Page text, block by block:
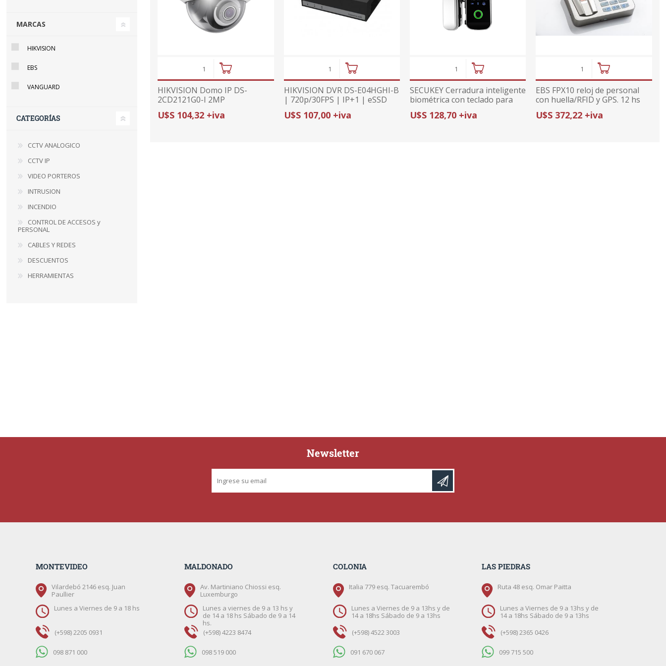
HIKVISION Domo IP DS-
2CD2121G0-I 2MP
U$S 104,32 +iva
HIKVISION DVR DS-E04HGHI-B
| 720p/30FPS | IP+1 | eSSD
INCLUIDO
U$S 107,00 +iva
SECUKEY Cerradura inteligente
biométrica con teclado para
vidrio CD-108
U$S 128,70 +iva
EBS FPX10 reloj de personal
con huella/RFID y GPS. 12 hs
autonomo con bateria
U$S 372,22 +iva
MARCAS
HIKVISION
EBS
VANGUARD
CATEGORÍAS
CCTV ANALOGICO
CCTV IP
VIDEO PORTEROS
INTRUSION
INCENDIO
CONTROL DE ACCESOS y
PERSONAL
CABLES Y REDES
DESCUENTOS
HERRAMIENTAS
Newsletter
MONTEVIDEO
Vilardebó 2146 esq. Juan
Paullier
Lunes a Viernes de 9 a 18 hs
(+598) 2205 0931
098 871 000
MALDONADO
Av. Martiniano Chiossi esq.
Luxemburgo
Lunes a viernes de 9 a 13 hs y
de 14 a 18 hs Sábado de 9 a 14
hs.
(+598) 4223 8474
098 519 000
COLONIA
Italia 779 esq. Tacuarembó
Lunes a Viernes de 9 a 13hs y de
14 a 18hs Sábado de 9 a 13hs
(+598) 4522 3003
091 670 067
LAS PIEDRAS
Ruta 48 esq. Omar Paitta
Lunes a Viernes de 9 a 13hs y de
14 a 18hs Sábado de 9 a 13hs
(+598) 2365 0426
099 715 500